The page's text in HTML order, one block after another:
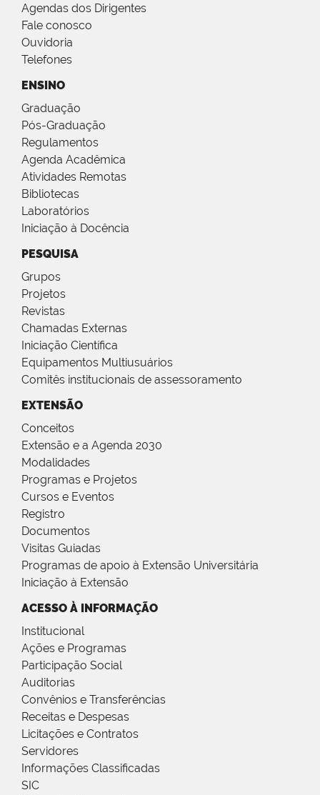
Agendas dos Dirigentes
Fale conosco
Ouvidoria
Telefones
ENSINO
Graduação
Pós-Graduação
Regulamentos
Agenda Acadêmica
Atividades Remotas
Bibliotecas
Laboratórios
Iniciação à Docência
PESQUISA
Grupos
Projetos
Revistas
Chamadas Externas
Iniciação Científica
Equipamentos Multiusuários
Comitês institucionais de assessoramento
EXTENSÃO
Conceitos
Extensão e a Agenda 2030
Modalidades
Programas e Projetos
Cursos e Eventos
Registro
Documentos
Visitas Guiadas
Programas de apoio à Extensão Universitária
Iniciação à Extensão
ACESSO À INFORMAÇÃO
Institucional
Ações e Programas
Participação Social
Auditorias
Convênios e Transferências
Receitas e Despesas
Licitações e Contratos
Servidores
Informações Classificadas
SIC